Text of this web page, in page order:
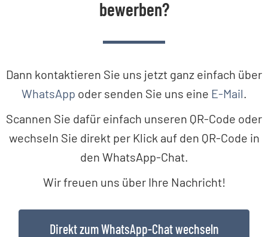
bewerben?
Dann kontaktieren Sie uns jetzt ganz einfach über
WhatsApp oder senden Sie uns eine E-Mail
Scannen Sie dafür einfach unseren QR-Code oder
wechseln Sie direkt per Klick auf den QR-Code in
den WhatsApp-Chat.
Wir freuen uns über Ihre Nachricht!
Direkt zum WhatsApp-Chat wechseln